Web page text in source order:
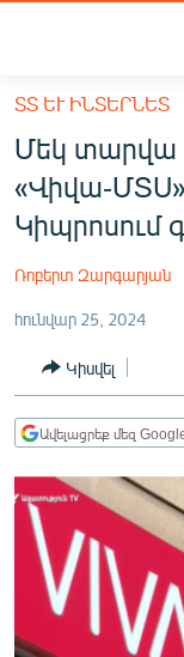
հիմնական
բովանդակությանը
Անցնել
հիմնական
մենյուին
ՀԱՅԱՍՏԱՆ
ՔԱՂԱՔԱԿԱՆ
ՏՆՏԵՍՈՒԹՅՈՒՆ
ՂԱՐԱԲԱՂ
ՏԱՐԱԾԱՇՐՋԱՆ
ՄԻՋԱԶԳԱՅԻՆ
ՄՇԱԿՈՒՅԹ
ՍՊՈՐՏ
ՏՏ ԵՒ ԻՆՏԵՐՆԵՏ
Մեկ տարվա
«Վիվա-
Կիպրոսում
Ռոբերտ Զարգարյան
հունվար 25, 2024
Կիսվել
Ավելացրեք մեզ